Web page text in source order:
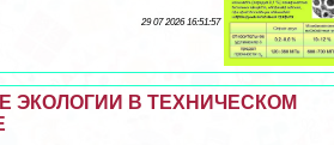
29 07 2026 16:51:57
ЭКОЛОГИИ В ТЕХНИЧЕСКОМ